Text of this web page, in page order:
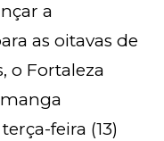
a
as oitavas de
o Fortaleza
feira (13)